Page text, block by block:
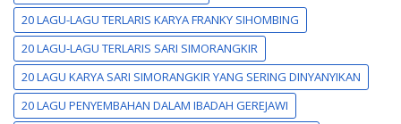
20 LAGU-LAGU TERLARIS KARYA FRANKY SIHOMBING
20 LAGU-LAGU TERLARIS SARI SIMORANGKIR
20 LAGU KARYA SARI SIMORANGKIR YANG SERING DINYANYIKAN
20 LAGU PENYEMBAHAN DALAM IBADAH GEREJAWI